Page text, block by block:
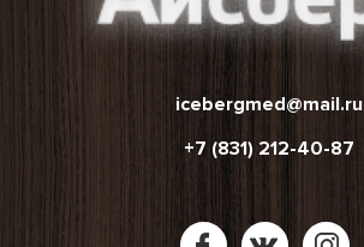
icebergmed@mail.ru
+7 (831) 212-40-87